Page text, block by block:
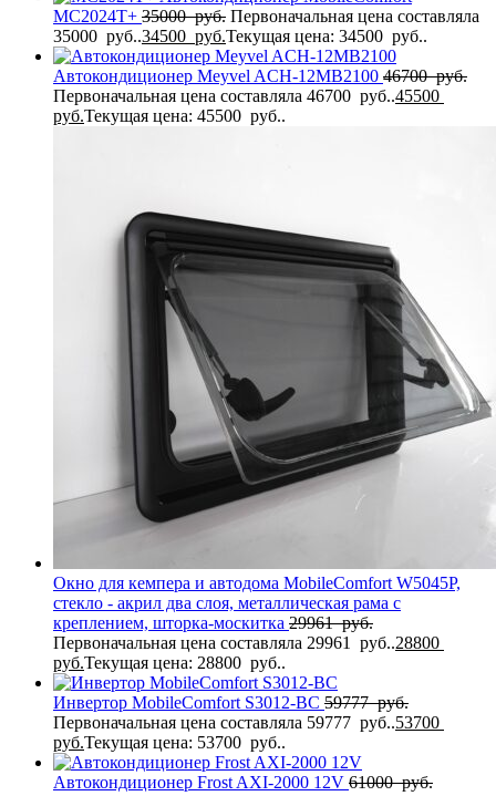
MC2024T+ 35000руб. Первоначальная цена составляла
35000 руб..34500 руб.Текущая цена: 34500 руб..
Автокондиционер Meyvel ACH-12MB2100 46700руб.
Первоначальная цена составляла 46700 руб..45500
руб.Текущая цена: 45500 руб..
Окно для кемпера и автодома MobileComfort W5045P,
стекло - акрил два слоя, металлическая рама с
креплением, шторка-москитка 29961руб.
Первоначальная цена составляла 29961 руб..28800
руб.Текущая цена: 28800 руб..
Инвертор MobileComfort S3012-BC 59777руб.
Первоначальная цена составляла 59777 руб..53700
руб.Текущая цена: 53700 руб..
Автокондиционер Frost AXI-2000 12V 61000руб.